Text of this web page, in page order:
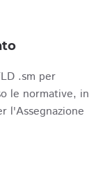
.sm per
le normative, in
l'Assegnazione